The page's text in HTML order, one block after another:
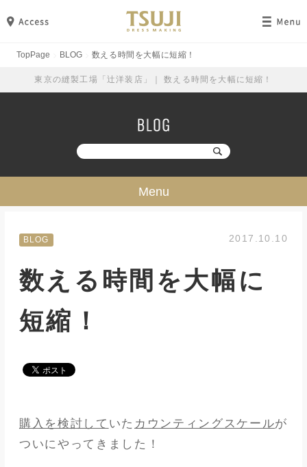
TopPage BLOG 数える時間を大幅に短縮！
東京の縫製工場「辻洋装店」｜ 数える時間を大幅に短縮！
Menu
勉強・成長
BLOG 2017.10.10
数える時間を大幅に
短縮！
購入を検討して いた カウンティングスケールが
ついにやってきました！